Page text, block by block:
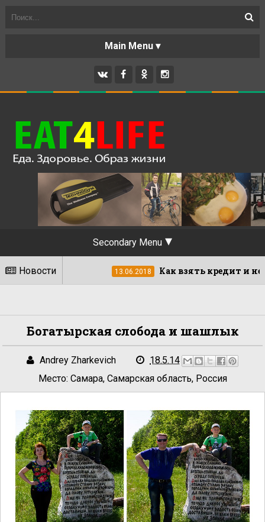
О БЛОГЕ
Secondary Menu
Новости Как взять кредит и не
Богатырская слобода и шашлык
Andrey Zharkevich
18.5.14
Место: Самара, Самарская область, Россия